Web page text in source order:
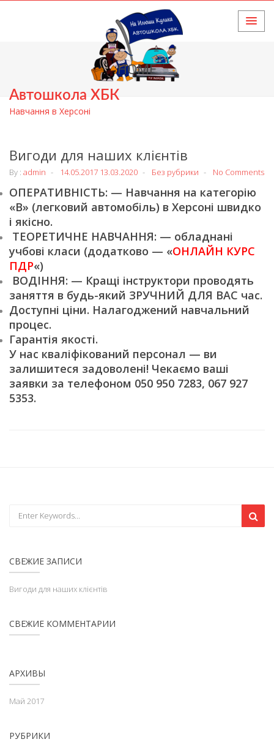
Автошкола ХБК
Навчання в Херсоні
HOME
Вигоди для наших клієнтів
By : admin 14.05.2017 13.03.2020 Без рубрики No Comments
ОПЕРАТИВНІСТЬ: — Навчання на категорію
«В» (легковий автомобіль) в Херсоні швидко
і якісно.
ТЕОРЕТИЧНЕ НАВЧАННЯ: — обладнані
учбові класи (додатково — «ОНЛАЙН КУРС
ПДР«)
ВОДІННЯ: — Кращі інструктори проводять
заняття в будь-який ЗРУЧНИЙ ДЛЯ ВАС час.
Доступні ціни. Налагоджений навчальний
процес.
Гарантія якості.
У нас кваліфікований персонал — ви
залишитеся задоволені! Чекаємо ваші
заявки за телефоном 050 950 7283, 067 927
5353.
СВЕЖИЕ ЗАПИСИ
Вигоди для наших клієнтів
СВЕЖИЕ КОММЕНТАРИИ
АРХИВЫ
Май 2017
РУБРИКИ